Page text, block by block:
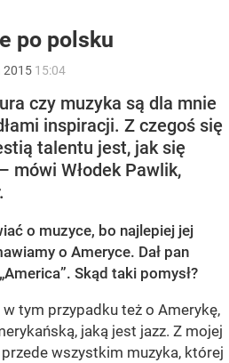
po polsku
2015 15:04
czy muzyka są dla mnie
inspiracji. Z czegoś się
talentu jest, jak się
mówi Włodek Pawlik,
o muzyce, bo najlepiej jej
o Ameryce. Dał pan
Skąd taki pomysł?
tym przypadku też o Amerykę,
jaką jest jazz. Z mojej
wszystkim muzyka, której